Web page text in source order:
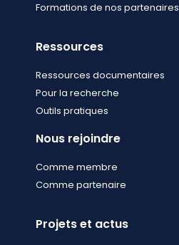
Formations de nos partenaires
Ressources
Ressources documentaires
Pour la recherche
Outils pratiques
Nous rejoindre
Comme membre
Comme partenaire
Projets et actus